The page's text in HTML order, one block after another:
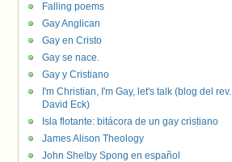
Falling poems
Gay Anglican
Gay en Cristo
Gay se nace.
Gay y Cristiano
I'm Christian, I'm Gay, let's talk (blog del rev.
David Eck)
Isla flotante: bitácora de un gay cristiano
James Alison Theology
John Shelby Spong en español